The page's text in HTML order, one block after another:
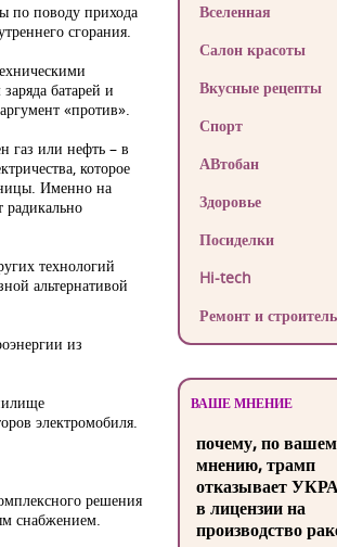
по поводу прихода
сгорания.
батарей и
«против».
газ или нефть – в
которое
Именно на
радикально
технологий
альтернативой
из
электромобиля.
решения
снабжением.
Вселенная
Салон красоты
Вкусные рецепты
Спорт
АВтобан
Здоровье
Посиделки
Hi-tech
Ремонт и
ВАШЕ МНЕНИЕ
почему, по
мнению, трамп
отказывает
в лицензии на
производство